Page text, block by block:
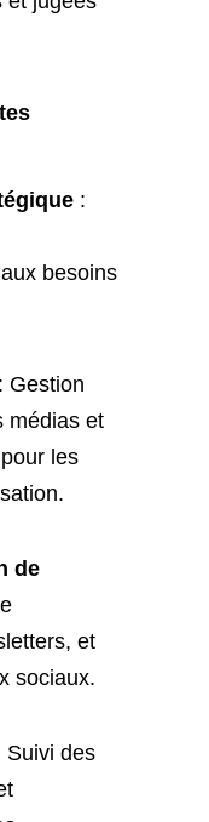
:
besoins
Gestion
médias et
les
de
et
sociaux.
des